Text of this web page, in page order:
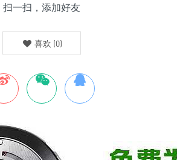
扫一扫，添加好友
喜欢 (0)